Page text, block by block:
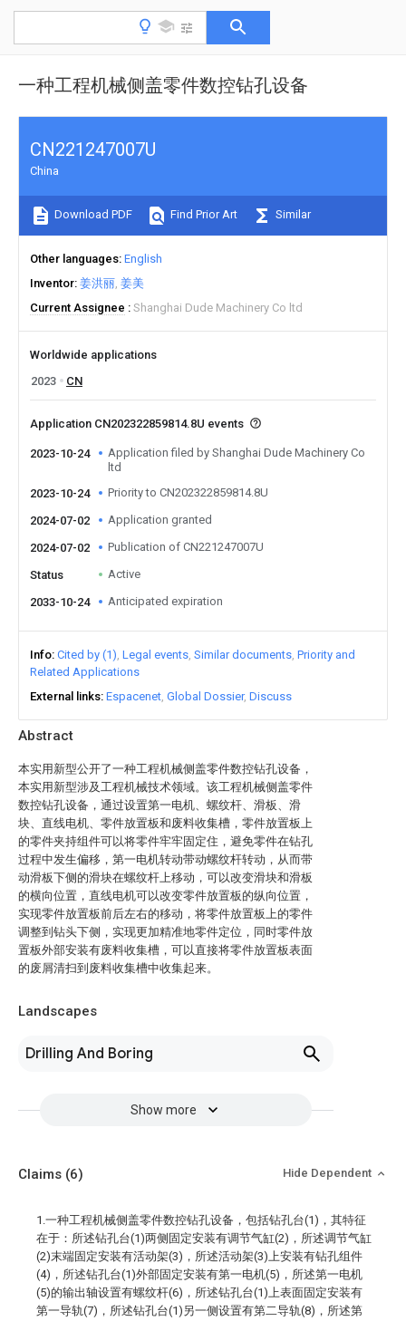
一种工程机械侧盖零件数控钻孔设备
Abstract
本实用新型公开了一种工程机械侧盖零件数控钻孔设备，
本实用新型涉及工程机械技术领域。该工程机械侧盖零件
数控钻孔设备，通过设置第一电机、螺纹杆、滑板、滑
块、直线电机、零件放置板和废料收集槽，零件放置板上
的零件夹持组件可以将零件牢牢固定住，避免零件在钻孔
过程中发生偏移，第一电机转动带动螺纹杆转动，从而带
动滑板下侧的滑块在螺纹杆上移动，可以改变滑块和滑板
的横向位置，直线电机可以改变零件放置板的纵向位置，
实现零件放置板前后左右的移动，将零件放置板上的零件
调整到钻头下侧，实现更加精准地零件定位，同时零件放
置板外部安装有废料收集槽，可以直接将零件放置板表面
的废屑清扫到废料收集槽中收集起来。
Landscapes
Drilling And Boring
Show more
CN221247007U
China
Download PDF Find Prior Art Similar
Other languages English
Inventor 姜洪丽 姜美
Current Assignee
Shanghai Dude Machinery Co ltd
Worldwide applications
2023
CN
Application CN202322859814.8U events
2023-10-24
Application filed by Shanghai Dude Machinery Co
ltd
2023-10-24
Priority to CN202322859814.8U
2024-07-02 Application granted
2024-07-02 Publication of CN221247007U
Status Active
2033-10-24 Anticipated expiration
Info Cited by (1) Legal events Similar documents Priority and
Related Applications
External links Espacenet Global Dossier Discuss
Claims (6) Hide Dependent
1.一种工程机械侧盖零件数控钻孔设备，包括钻孔台(1)，其特征
在于：所述钻孔台(1)两侧固定安装有调节气缸(2)，所述调节气缸
(2)末端固定安装有活动架(3)，所述活动架(3)上安装有钻孔组件
(4)，所述钻孔台(1)外部固定安装有第一电机(5)，所述第一电机
(5)的输出轴设置有螺纹杆(6)，所述钻孔台(1)上表面固定安装有
第一导轨(7)，所述钻孔台(1)另一侧设置有第二导轨(8)，所述第